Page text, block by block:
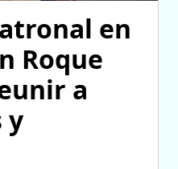
en
Roque
a
y